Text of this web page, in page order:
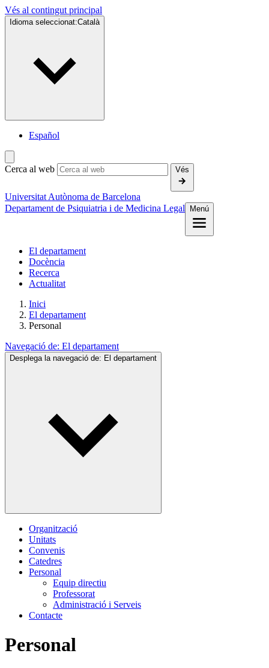
Vés al contingut principal
Idioma seleccionat:Català
Español
Cerca al web Vés
Universitat Autònoma de Barcelona
Departament de Psiquiatria i de Medicina Legal
Menú
El departament
Docència
Recerca
Actualitat
Inici
El departament
Personal
Navegació de: El departament
Desplega la navegació de: El departament
Organització
Unitats
Convenis
Catedres
Personal
Equip directiu
Professorat
Administració i Serveis
Contacte
Personal